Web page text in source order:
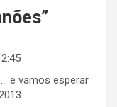
”
e vamos esperar